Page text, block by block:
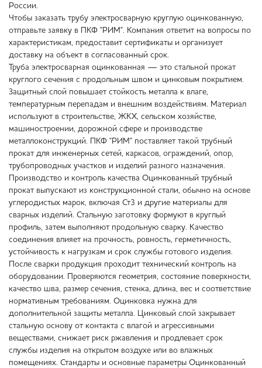
России.
Чтобы заказать трубу электросварную круглую оцинкованную,
отправьте заявку в ПКФ "РИМ". Компания ответит на вопросы по
характеристикам, предоставит сертификаты и организует
доставку на объект в согласованный срок.
Труба электросварная оцинкованная — это стальной прокат
круглого сечения с продольным швом и цинковым покрытием.
Защитный слой повышает стойкость металла к влаге,
температурным перепадам и внешним воздействиям. Материал
используют в строительстве, ЖКХ, сельском хозяйстве,
машиностроении, дорожной сфере и производстве
металлоконструкций. ПКФ "РИМ" поставляет такой трубный
прокат для инженерных сетей, каркасов, ограждений, опор,
трубопроводных участков и изделий разного назначения.
Производство и контроль качества Оцинкованный трубный
прокат выпускают из конструкционной стали, обычно на основе
углеродистых марок, включая Ст3 и другие материалы для
сварных изделий. Стальную заготовку формуют в круглый
профиль, затем выполняют продольную сварку. Качество
соединения влияет на прочность, ровность, герметичность,
устойчивость к нагрузкам и срок службы готового изделия.
После сварки продукция проходит технический контроль на
оборудовании. Проверяются геометрия, состояние поверхности,
качество шва, размер сечения, стенка, длина, вес и соответствие
нормативным требованиям. Оцинковка нужна для
дополнительной защиты металла. Цинковый слой закрывает
стальную основу от контакта с влагой и агрессивными
веществами, снижает риск ржавления и продлевает срок
службы изделия на открытом воздухе или во влажных
помещениях. Стандарты и основные параметры Оцинкованный